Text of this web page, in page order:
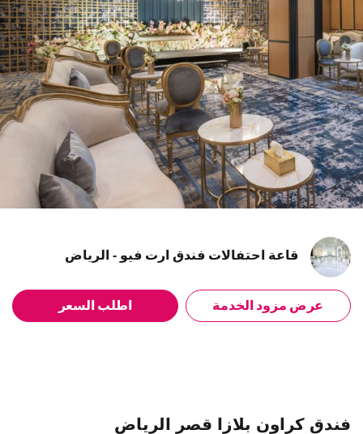
قاعة احتفالات فندق ارت فيو - الرياض
عرض مزود الخدمة اطلب السعر
فندق كراون بلازا قصر الرياض